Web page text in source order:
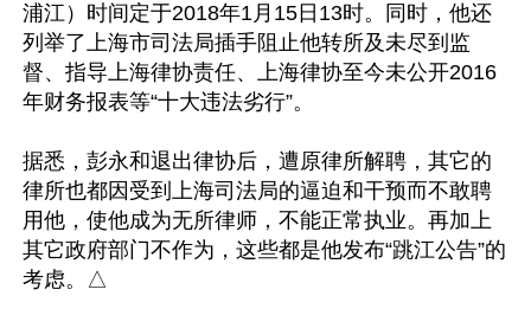
浦江）时间定于2018年1月15日13时。同时，他还
列举了上海市司法局插手阻止他转所及未尽到监
督、指导上海律协责任、上海律协至今未公开2016
年财务报表等“十大违法劣行”。
据悉，彭永和退出律协后，遭原律所解聘，其它的
律所也都因受到上海司法局的逼迫和干预而不敢聘
用他，使他成为无所律师，不能正常执业。再加上
其它政府部门不作为，这些都是他发布“跳江公告”的